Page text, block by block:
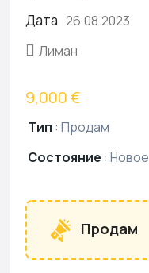
Дата 26.08.2023
Лиман
9,000 €
Тип : Продам
Состояние : Новое
Продам